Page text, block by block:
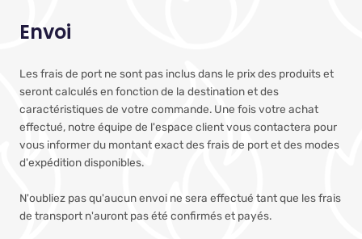
Envoi
Les frais de port ne sont pas inclus dans le prix des produits et
seront calculés en fonction de la destination et des
caractéristiques de votre commande. Une fois votre achat
effectué, notre équipe de l'espace client vous contactera pour
vous informer du montant exact des frais de port et des modes
d'expédition disponibles.
N'oubliez pas qu'aucun envoi ne sera effectué tant que les frais
de transport n'auront pas été confirmés et payés.